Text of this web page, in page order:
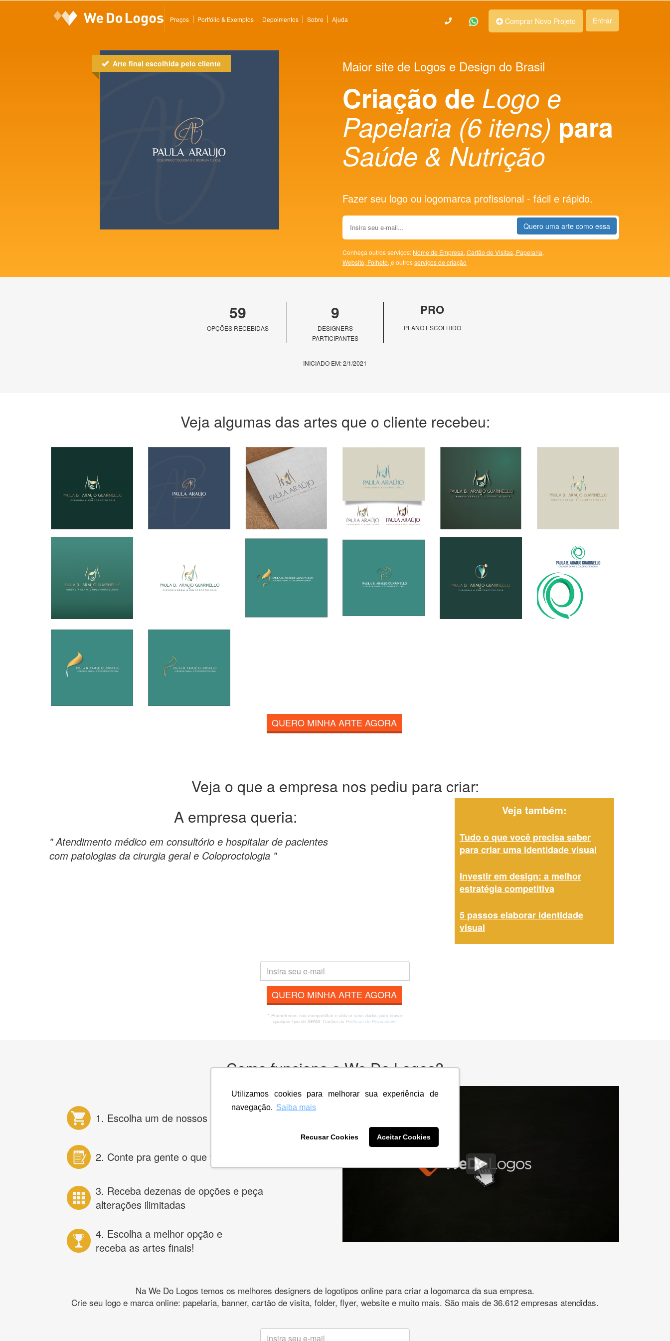
Utilizamos cookies para melhorar sua experiência de
navegação. Saiba mais
Recusar Cookies Aceitar Cookies
Preços Portfólio & Exemplos Depoimentos Sobre Ajuda Comprar Novo Projeto Entrar
Arte final escolhida pelo cliente Maior site de Logos e Design do Brasil
Criação de Logo e
Papelaria (6 itens) para
Saúde & Nutrição
Fazer seu logo ou logomarca profissional - fácil e rápido.
Quero uma arte como essa
Conheça outros serviços: Nome de Empresa, Cartão de Visitas, Papelaria,
Website, Folheto, e outrosserviços de criação
59
OPÇÕES RECEBIDAS
9
DESIGNERS
PARTICIPANTES
PRO
PLANO ESCOLHIDO
INICIADO EM: 2/1/2021
Veja algumas das artes que o cliente recebeu:
QUERO MINHA ARTE AGORA
Veja o que a empresa nos pediu para criar:
A empresa queria:
" Atendimento médico em consultório e hospitalar de pacientes
com patologias da cirurgia geral e Coloproctologia "
Veja também:
Tudo o que você precisa saber
para criar uma identidade visual
Investir em design: a melhor
estratégia competitiva
5 passos elaborar identidade
visual
QUERO MINHA ARTE AGORA
* Prometemos não compartilhar e utilizar seus dados para enviar
qualquer tipo de SPAM. Confira as Políticas de Privacidade.
Como funciona a We Do Logos?
1. Escolha um de nossos produtos
2. Conte pra gente o que você deseja na criação
3. Receba dezenas de opções e peça
alterações ilimitadas
4. Escolha a melhor opção e
receba as artes finais!
Na We Do Logos temos os melhores designers de logotipos online para criar a logomarca da sua empresa.
Crie seu logo e marca online: papelaria, banner, cartão de visita, folder, flyer, website e muito mais. São mais de 36.612 empresas atendidas.